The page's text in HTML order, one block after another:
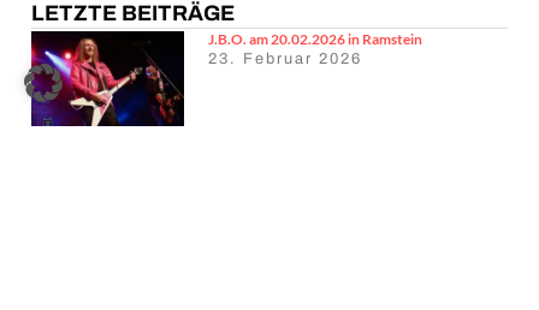
LETZTE BEITRÄGE
J.B.O. am 20.02.2026 in Ramstein
23. Februar 2026